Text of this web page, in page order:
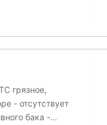
грязное,
- отсутствует